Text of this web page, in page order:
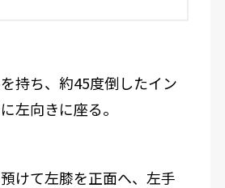
持ち、約45度倒したイン
左向きに座る。
けて左膝を正面へ、左手